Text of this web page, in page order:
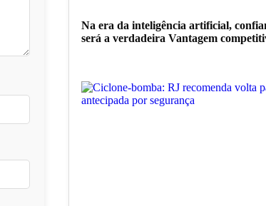
Na era da inteligência artificial,
será a verdadeira Vantagem